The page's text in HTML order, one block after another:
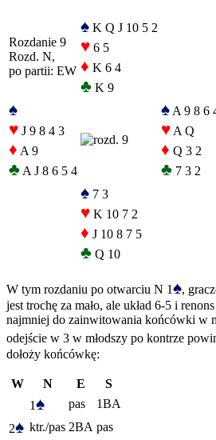
Rozdanie 9
Rozd. N,
po partii: EW
♠ K Q J 10 5 2
♥ 6 5
♦ K 6 4
♣ K 9
♠
♥ J 9 8 4 3
♦ A 9
♣ A J 8 6 5 4
♠ A 9 8 6
♥ A Q
♦ Q 3 2
♣ 7 3 2
♠ 7 3
♥ K 10 7 2
♦ J 10 8 7 5
♣ Q 10
W tym rozdaniu po otwarciu N 1♠,
jest trochę za mało, ale układ 6-5 i
najmniej do zainwitowania końcówki w
odejście w 3 w młodszy po kontrze
dołoży końcówkę:
W N E
S
1♠ pas
1BA
2♠ ktr./pas 2BA pas